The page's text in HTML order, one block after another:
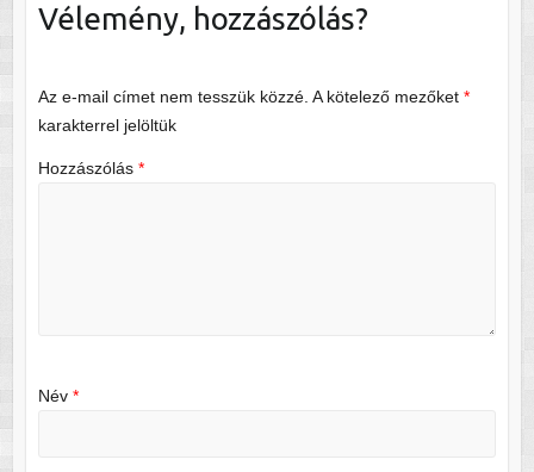
Vélemény, hozzászólás?
Az e-mail címet nem tesszük közzé. A kötelező mezőket *
karakterrel jelöltük
Hozzászólás *
Név *